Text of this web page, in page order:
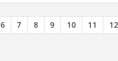
6 7 8 9 10 11 12